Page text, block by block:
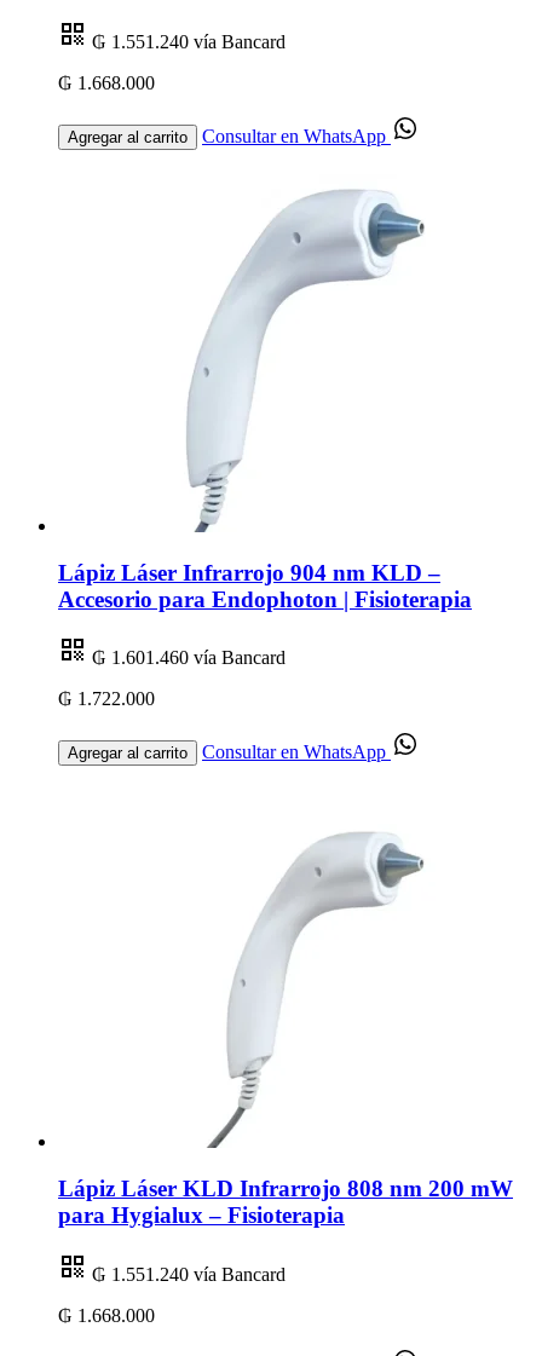
₲ 1.551.240 vía Bancard
₲ 1.668.000
Agregar al carrito Consultar en WhatsApp
Lápiz Láser Infrarrojo 904 nm KLD –
Accesorio para Endophoton | Fisioterapia
₲ 1.601.460 vía Bancard
₲ 1.722.000
Agregar al carrito Consultar en WhatsApp
Lápiz Láser KLD Infrarrojo 808 nm 200 mW
para Hygialux – Fisioterapia
₲ 1.551.240 vía Bancard
₲ 1.668.000